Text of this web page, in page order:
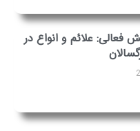
علائم و انواع در